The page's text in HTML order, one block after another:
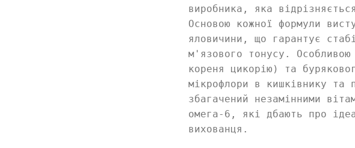
виробника, яка
Основою кожної формули
яловичини, що гарантує
м'язового тонусу. Особливою
кореня цикорію) та
мікрофлори в кишківнику та
збагачений незамінними
омега-6, які дбають про
вихованця.